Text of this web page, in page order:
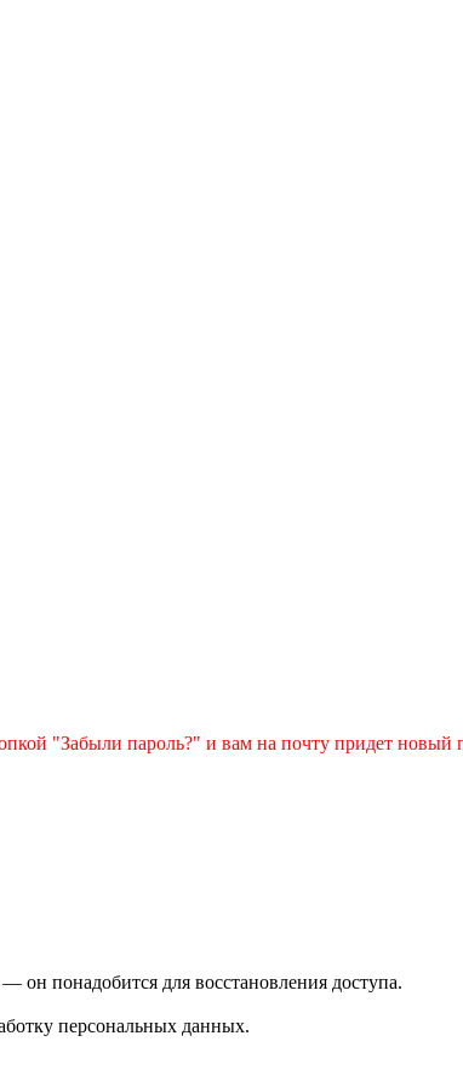
"Забыли пароль?" и вам на почту придет новый
он понадобится для восстановления доступа.
персональных данных.